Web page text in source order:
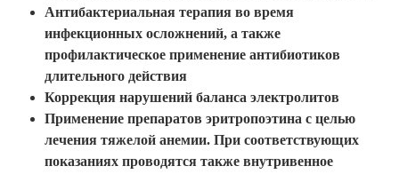
Антибактериальная терапия во время
инфекционных осложнений, а также
профилактическое применение антибиотиков
длительного действия
Коррекция нарушений баланса электролитов
Применение препаратов эритропоэтина с целью
лечения тяжелой анемии. При соответствующих
показаниях проводятся также внутривенное